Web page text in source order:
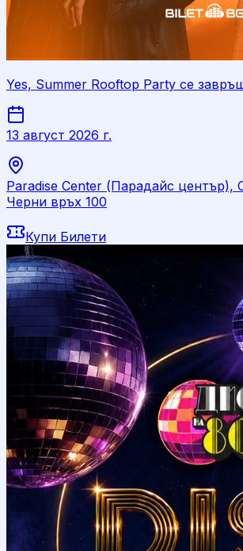
Yes, Summer Rooftop Party се
13 август 2026 г.
Paradise Center (Парадайс център),
Черни връх 100
Купи Билети